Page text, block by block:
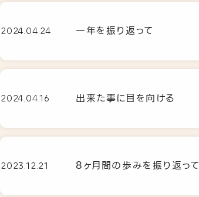
2024.04.24 一年を振り返って
2024.04.16 出来た事に目を向ける
2023.12.21 8ヶ月間の歩みを振り返って